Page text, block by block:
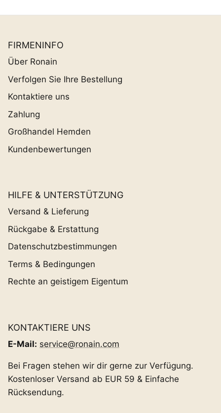
FIRMENINFO
Über Ronain
Verfolgen Sie Ihre Bestellung
Kontaktiere uns
Zahlung
Großhandel Hemden
Kundenbewertungen
HILFE & UNTERSTÜTZUNG
Versand & Lieferung
Rückgabe & Erstattung
Datenschutzbestimmungen
Terms & Bedingungen
Rechte an geistigem Eigentum
KONTAKTIERE UNS
E-Mail: service@ronain.com
Bei Fragen stehen wir dir gerne zur Verfügung.
Kostenloser Versand ab EUR 59 & Einfache
Rücksendung.